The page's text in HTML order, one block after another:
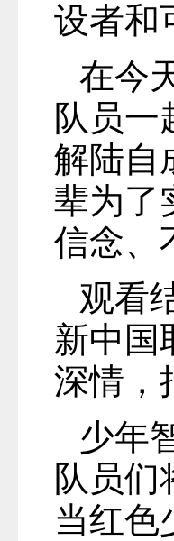
设者和
在今
队员一
解陆自
辈为了
信念、
观看
新中国
深情，
少年
队员们
当红色